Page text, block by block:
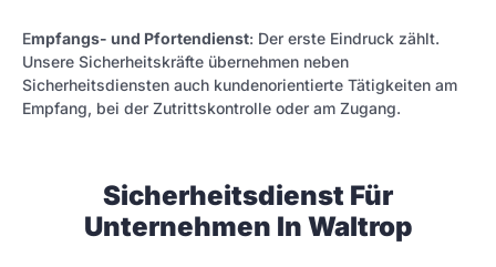
Empfangs- und Pfortendienst: Der erste Eindruck zählt.
Unsere Sicherheitskräfte übernehmen neben
Sicherheitsdiensten auch kundenorientierte Tätigkeiten am
Empfang, bei der Zutrittskontrolle oder am Zugang.
Sicherheitsdienst Für
Unternehmen In Waltrop